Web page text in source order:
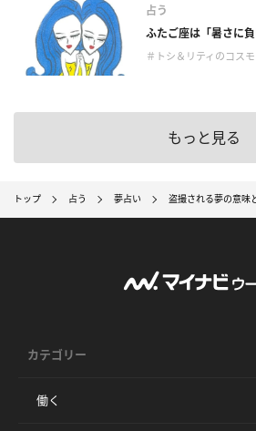
占う
ふたご座は「暑さに
＃トシ＆リティのコス
もっと見る
トップ 占う 夢占い 盗撮される夢の意味
カテゴリー
働く